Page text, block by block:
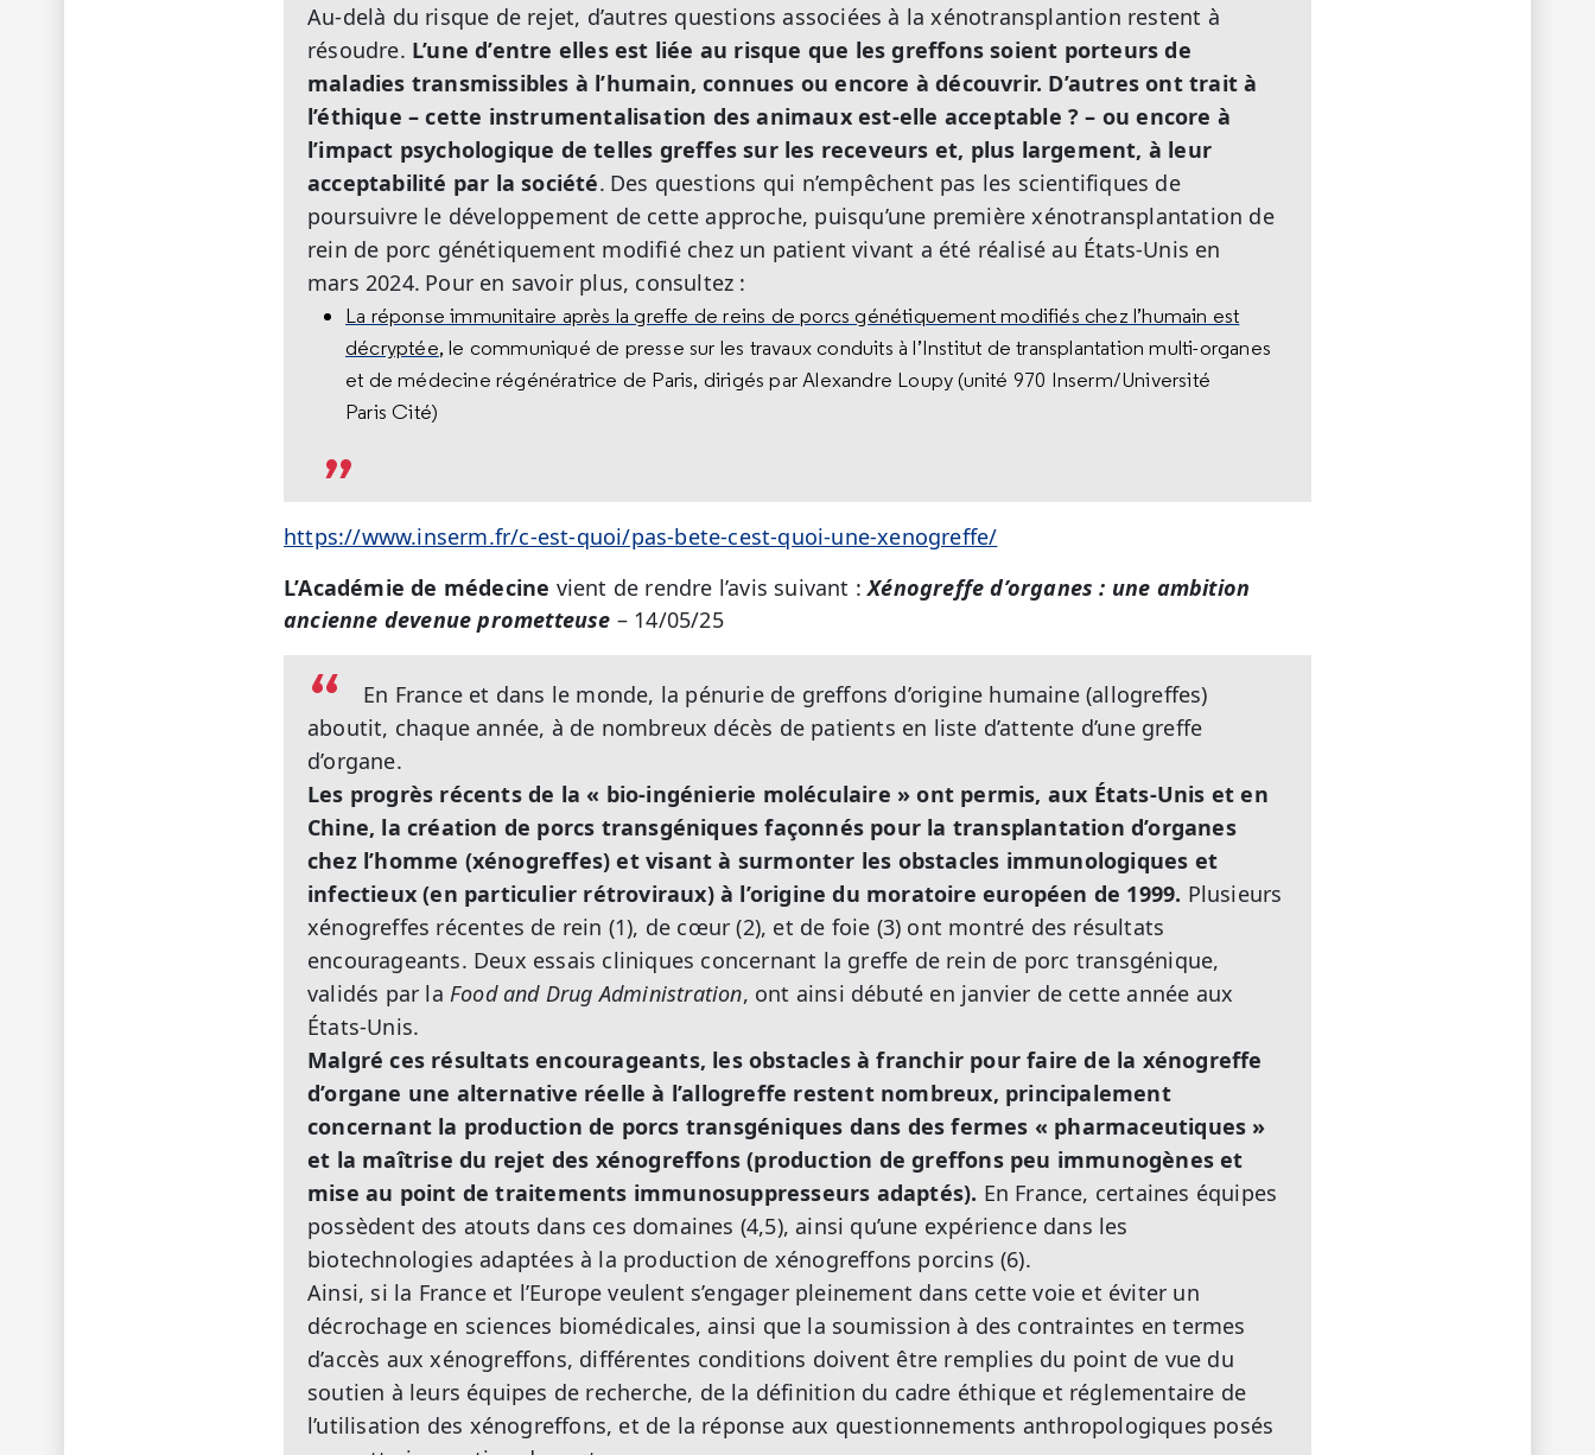
Au-delà du risque de rejet, d’autres questions associées à la xénotransplantion restent à
résoudre. L’une d’entre elles est liée au risque que les greffons soient porteurs de
maladies transmissibles à l’humain, connues ou encore à découvrir. D’autres ont trait à
l’éthique – cette instrumentalisation des animaux est-elle acceptable ? – ou encore à
l’impact psychologique de telles greffes sur les receveurs et, plus largement, à leur
acceptabilité par la société. Des questions qui n’empêchent pas les scientifiques de
poursuivre le développement de cette approche, puisqu’une première xénotransplantation de
rein de porc génétiquement modifié chez un patient vivant a été réalisé au États-Unis en
mars 2024. Pour en savoir plus, consultez :
La réponse immunitaire après la greffe de reins de porcs génétiquement modifiés chez l’humain est
décryptée, le communiqué de presse sur les travaux conduits à l’Institut de transplantation multi-organes
et de médecine régénératrice de Paris, dirigés par Alexandre Loupy (unité 970 Inserm/Université
Paris Cité)
https://www.inserm.fr/c-est-quoi/pas-bete-cest-quoi-une-xenogreffe/
L’Académie de médecine vient de rendre l’avis suivant :Xénogreffe d’organes : une ambition
ancienne devenue prometteuse – 14/05/25
En France et dans le monde, la pénurie de greffons d’origine humaine (allogreffes)
aboutit, chaque année, à de nombreux décès de patients en liste d’attente d’une greffe
d’organe.
Les progrès récents de la « bio-ingénierie moléculaire » ont permis, aux États-Unis et en
Chine, la création de porcs transgéniques façonnés pour la transplantation d’organes
chez l’homme (xénogreffes) et visant à surmonter les obstacles immunologiques et
infectieux (en particulier rétroviraux) à l’origine du moratoire européen de 1999. Plusieurs
xénogreffes récentes de rein (1), de cœur (2), et de foie (3) ont montré des résultats
encourageants. Deux essais cliniques concernant la greffe de rein de porc transgénique,
validés par la Food and Drug Administration, ont ainsi débuté en janvier de cette année aux
États-Unis.
Malgré ces résultats encourageants, les obstacles à franchir pour faire de la xénogreffe
d’organe une alternative réelle à l’allogreffe restent nombreux, principalement
concernant la production de porcs transgéniques dans des fermes « pharmaceutiques »
et la maîtrise du rejet des xénogreffons (production de greffons peu immunogènes et
mise au point de traitements immunosuppresseurs adaptés). En France, certaines équipes
possèdent des atouts dans ces domaines (4,5), ainsi qu’une expérience dans les
biotechnologies adaptées à la production de xénogreffons porcins (6).
Ainsi, si la France et l’Europe veulent s’engager pleinement dans cette voie et éviter un
décrochage en sciences biomédicales, ainsi que la soumission à des contraintes en termes
d’accès aux xénogreffons, différentes conditions doivent être remplies du point de vue du
soutien à leurs équipes de recherche, de la définition du cadre éthique et réglementaire de
l’utilisation des xénogreffons, et de la réponse aux questionnements anthropologiques posés